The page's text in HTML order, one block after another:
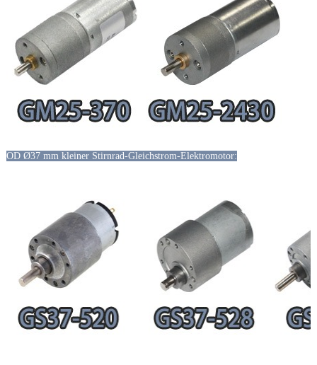
OD Ø37 mm kleiner Stirnrad-Gleichstrom-Elektromotor: